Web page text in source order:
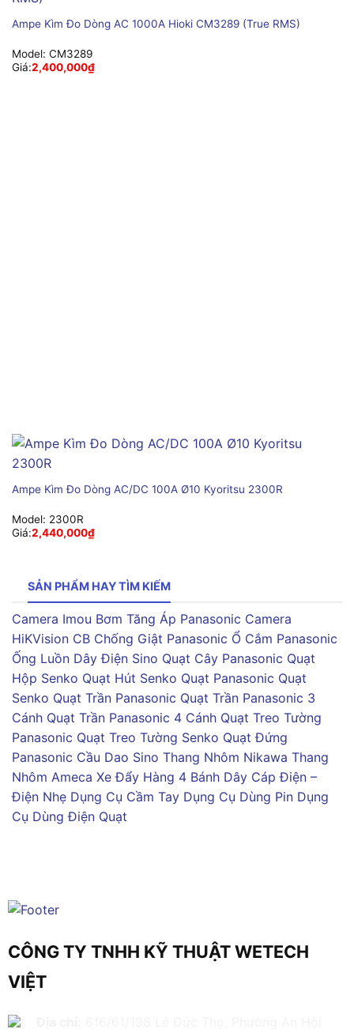
Ampe Kìm Đo Dòng AC 1000A Hioki CM3289 (True RMS)
Model: CM3289
Giá:2,400,000₫
Ampe Kìm Đo Dòng AC/DC 100A Ø10 Kyoritsu 2300R
Model: 2300R
Giá:2,440,000₫
SẢN PHẨM HAY TÌM KIẾM
Camera Imou Bơm Tăng Áp Panasonic Camera
HiKVision CB Chống Giật Panasonic Ổ Cắm Panasonic
Ống Luồn Dây Điện Sino Quạt Cây Panasonic Quạt
Hộp Senko Quạt Hút Senko Quạt Panasonic Quạt
Senko Quạt Trần Panasonic Quạt Trần Panasonic 3
Cánh Quạt Trần Panasonic 4 Cánh Quạt Treo Tường
Panasonic Quạt Treo Tường Senko Quạt Đứng
Panasonic Cầu Dao Sino Thang Nhôm Nikawa Thang
Nhôm Ameca Xe Đẩy Hàng 4 Bánh Dây Cáp Điện –
Điện Nhẹ Dụng Cụ Cầm Tay Dụng Cụ Dùng Pin Dụng
Cụ Dùng Điện Quạt
CÔNG TY TNHH KỸ THUẬT WETECH
VIỆT